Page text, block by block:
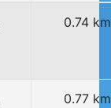
0.74 km
0.77 km